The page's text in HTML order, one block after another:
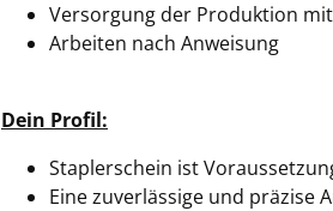
Versorgung der Produktion
Arbeiten nach Anweisung
Dein Profil:
Staplerschein ist
Eine zuverlässige und präzise